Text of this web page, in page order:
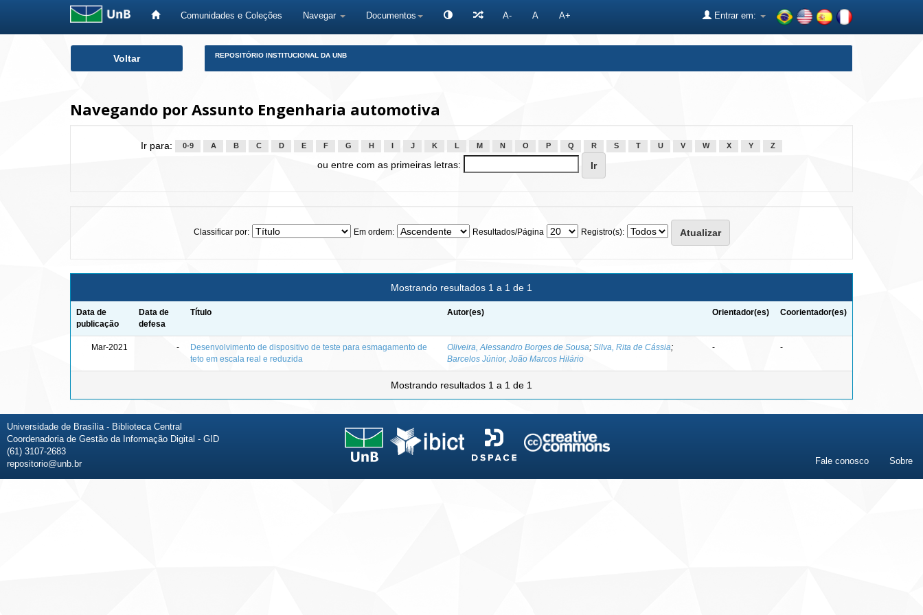
Comunidades e Coleções Navegar Documentos A- A A+ Entrar em:
Voltar REPOSITÓRIO INSTITUCIONAL DA UNB
Navegando por Assunto Engenharia automotiva
Ir para: 0-9 A B C D E F G H J K L M N O P Q R S T U V W X Y Z
ou entre com as primeiras letras:
Classificar por: Em ordem: Resultados/Página Registro(s):
Mostrando resultados 1 a 1 de 1
Data de
publicação
Data de
defesa
Título Autor(es) Orientador(es) Coorientador(es)
Mar-2021 -
Desenvolvimento de dispositivo de teste para esmagamento de
teto em escala real e reduzida
Oliveira, Alessandro Borges de Sousa; Silva, Rita de Cássia;
Barcelos Júnior, João Marcos Hilário
- -
Mostrando resultados 1 a 1 de 1
Universidade de Brasília - Biblioteca Central
Coordenadoria de Gestão da Informação Digital - GID
(61) 3107-2683
repositorio@unb.br
Fale conosco Sobre